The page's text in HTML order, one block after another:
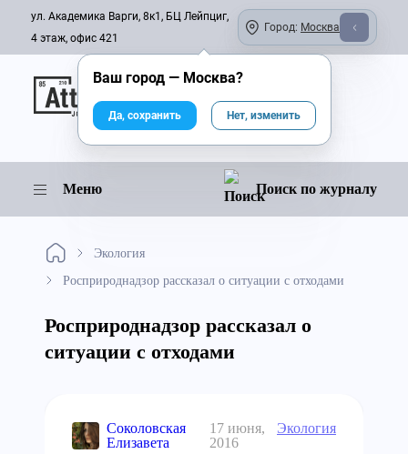
ул. Академика Варги, 8к1, БЦ Лейпциг,
4 этаж, офис 421
Город: Москва
Онлайн-журнал
Меню Поиск по журналу
Экология
Росприроднадзор рассказал о ситуации с отходами
Росприроднадзор рассказал о
ситуации с отходами
Соколовская
Елизавета
17 июня,
2016
Экология
Ваш город — Москва?
Да, сохранить Нет, изменить